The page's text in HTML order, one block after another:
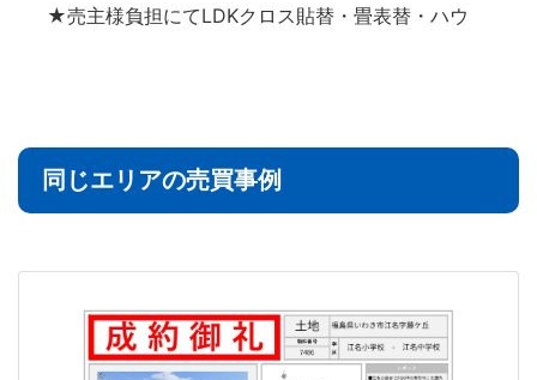
★売主様負担にてLDKクロス貼替・畳表替・ハウ
同じエリアの売買事例